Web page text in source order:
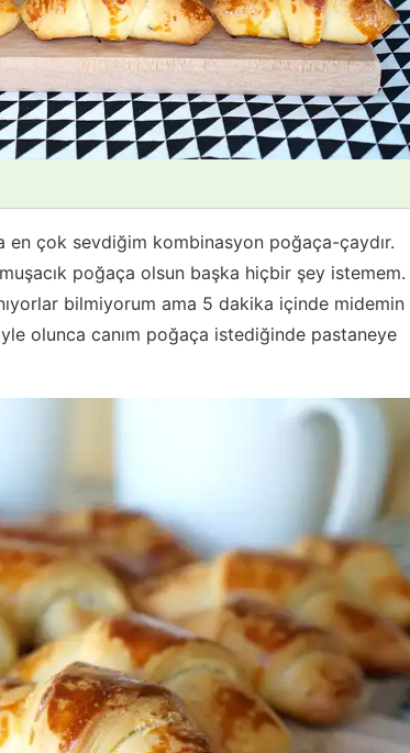
en çok sevdiğim kombinasyon poğaça-çaydır.
poğaça olsun başka hiçbir şey istemem.
bilmiyorum ama 5 dakika içinde midemin
olunca canım poğaça istediğinde pastaneye